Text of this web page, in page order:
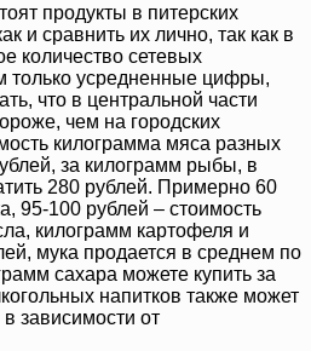
продукты в питерских
и сравнить их лично, так как в
количество сетевых
только усредненные цифры,
что в центральной части
чем на городских
килограмма мяса разных
за килограмм рыбы, в
280 рублей. Примерно 60
95-100 рублей – стоимость
килограмм картофеля и
мука продается в среднем по
сахара можете купить за
напитков также может
в зависимости от